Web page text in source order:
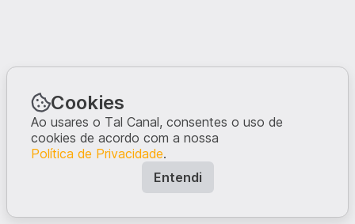
Cookies
Ao usares o Tal Canal, consentes o uso de
cookies de acordo com a nossa
Política de Privacidade.
Entendi